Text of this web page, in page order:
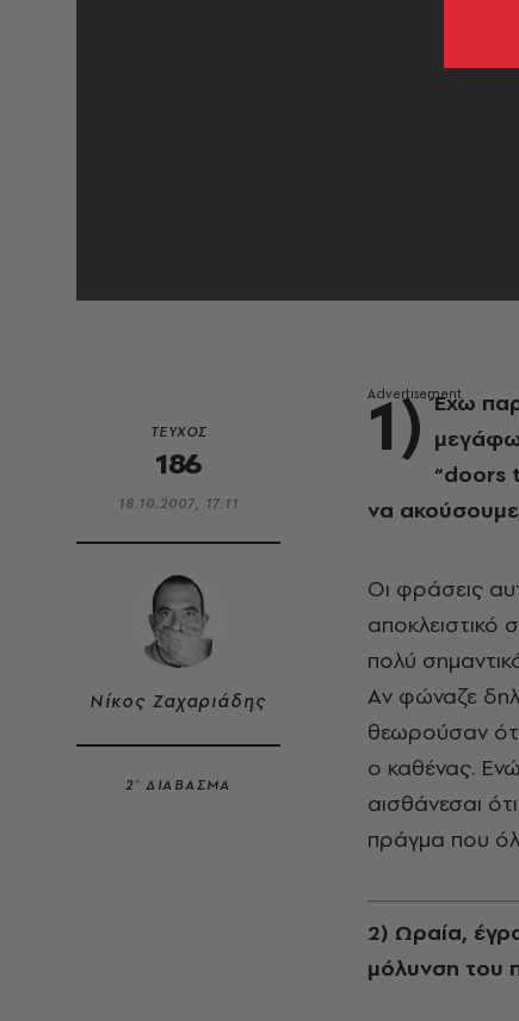
ΤΕΥΧΟΣ
186
18.10.2007, 17:11
Νίκος Ζαχαριάδης
2’ ΔΙΑΒΑΣΜΑ
1) Έχω
“doors
να
Oι φράσεις
αποκλειστικό
πολύ
Aν φώναζε
θεωρούσαν
ο καθένας.
αισθάνεσαι
πράγμα που
2) Ωραία,
μόλυνση του